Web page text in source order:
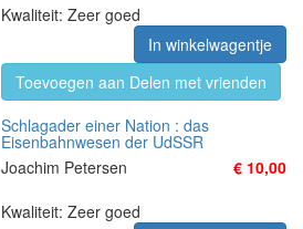
Kwaliteit: Zeer goed
In winkelwagentje
Toevoegen aan Delen met vrienden
Schlagader einer Nation : das
Eisenbahnwesen der UdSSR
Joachim Petersen
€ 10,00
Kwaliteit: Zeer goed